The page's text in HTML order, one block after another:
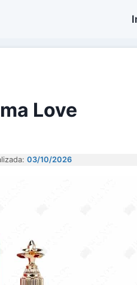
Love
03/10/2026